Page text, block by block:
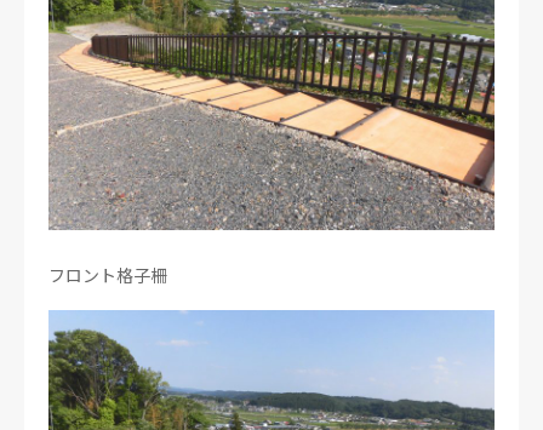
フロント格子柵